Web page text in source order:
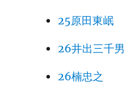
25原田東岷
26井出三千男
26楠忠之